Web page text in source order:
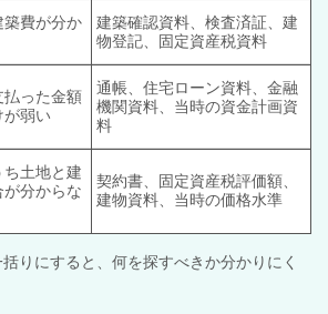
築費が分か
建築確認資料、検査済証、建
物登記、固定資産税資料
払った金額
が弱い
通帳、住宅ローン資料、金融
機関資料、当時の資金計画資
料
ち土地と建
が分からな
契約書、固定資産税評価額、
建物資料、当時の価格水準
括りにすると、何を探すべきか分かりにく